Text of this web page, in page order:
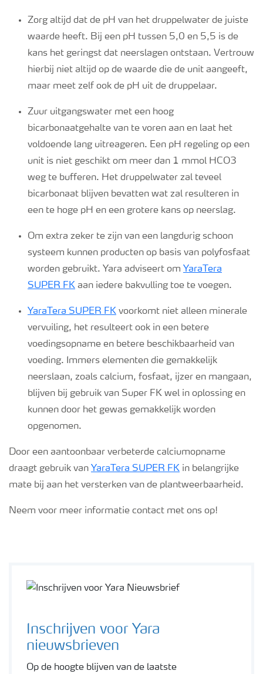
Zorg altijd dat de pH van het druppelwater de juiste
waarde heeft. Bij een pH tussen 5,0 en 5,5 is de
kans het geringst dat neerslagen ontstaan. Vertrouw
hierbij niet altijd op de waarde die de unit aangeeft,
maar meet zelf ook de pH uit de druppelaar.
Zuur uitgangswater met een hoog
bicarbonaatgehalte van te voren aan en laat het
voldoende lang uitreageren. Een pH regeling op een
unit is niet geschikt om meer dan 1 mmol HCO3
weg te bufferen. Het druppelwater zal teveel
bicarbonaat blijven bevatten wat zal resulteren in
een te hoge pH en een grotere kans op neerslag.
Om extra zeker te zijn van een langdurig schoon
systeem kunnen producten op basis van polyfosfaat
worden gebruikt. Yara adviseert om YaraTera
SUPER FK aan iedere bakvulling toe te voegen.
YaraTera SUPER FK voorkomt niet alleen minerale
vervuiling, het resulteert ook in een betere
voedingsopname en betere beschikbaarheid van
voeding. Immers elementen die gemakkelijk
neerslaan, zoals calcium, fosfaat, ijzer en mangaan,
blijven bij gebruik van Super FK wel in oplossing en
kunnen door het gewas gemakkelijk worden
opgenomen.
Door een aantoonbaar verbeterde calciumopname
draagt gebruik van YaraTera SUPER FK in belangrijke
mate bij aan het versterken van de plantweerbaarheid.
Neem voor meer informatie contact met ons op!
Inschrijven voor Yara
nieuwsbrieven
Op de hoogte blijven van de laatste